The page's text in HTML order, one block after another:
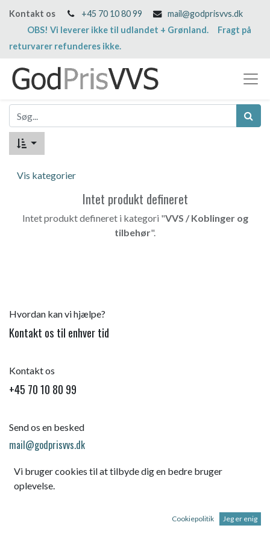
Kontakt os +45 70 10 80 99
mail@godprisvvs.dk
OBS! Vi leverer ikke til udlandet + Grønland. Fragt på
returvarer refunderes ikke.
Vis kategorier
Intet produkt defineret
Intet produkt defineret i kategori "VVS / Koblinger og
tilbehør".
Hvordan kan vi hjælpe?
Kontakt os til enhver tid
Kontakt os
+45 70 10 80 99
Send os en besked
mail@godprisvvs.dk
Vi bruger cookies til at tilbyde dig en bedre bruger
oplevelse.
Cookiepolitik Jeg er enig